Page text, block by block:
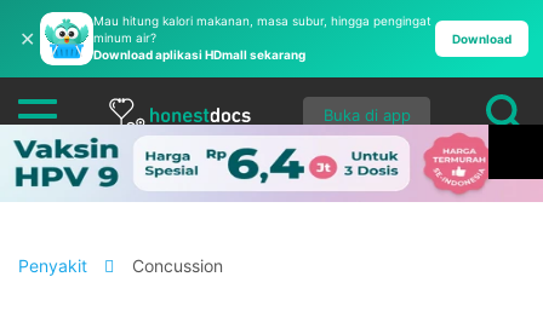
✕
Mau hitung kalori makanan, masa subur, hingga pengingat
minum air?
Download aplikasi HDmall sekarang
Download
Buka di app
Penyakit Concussion